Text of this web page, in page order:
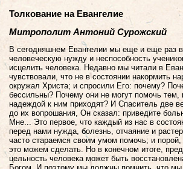
Толкование на Евангелие
Митрополит Антоний Сурожский
В сегодняшнем Евангелии мы еще и еще раз
человеческую нужду и неспособность
исцелить человека. Недавно мы читали в
чувствовали, что не в состоянии накормить
окружал Христа; и спросили Его: почему?
бессильны? Почему они не могут помочь тем,
надеждой к ним приходят? И Спаситель две
до их вопрошания, Он сказал: приведите
Мне... Это первое, что каждый из нас в
перед нами нужда, болезнь, отчаяние и
часто стараемся своим умом помочь; и
это можем сделать. Но в конечном итоге,
цельность человека может быть